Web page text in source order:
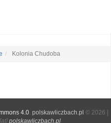
Kolonia Chudoba
4.0. polskawliczbach.pl © 2026 |
polskawliczbach.pl